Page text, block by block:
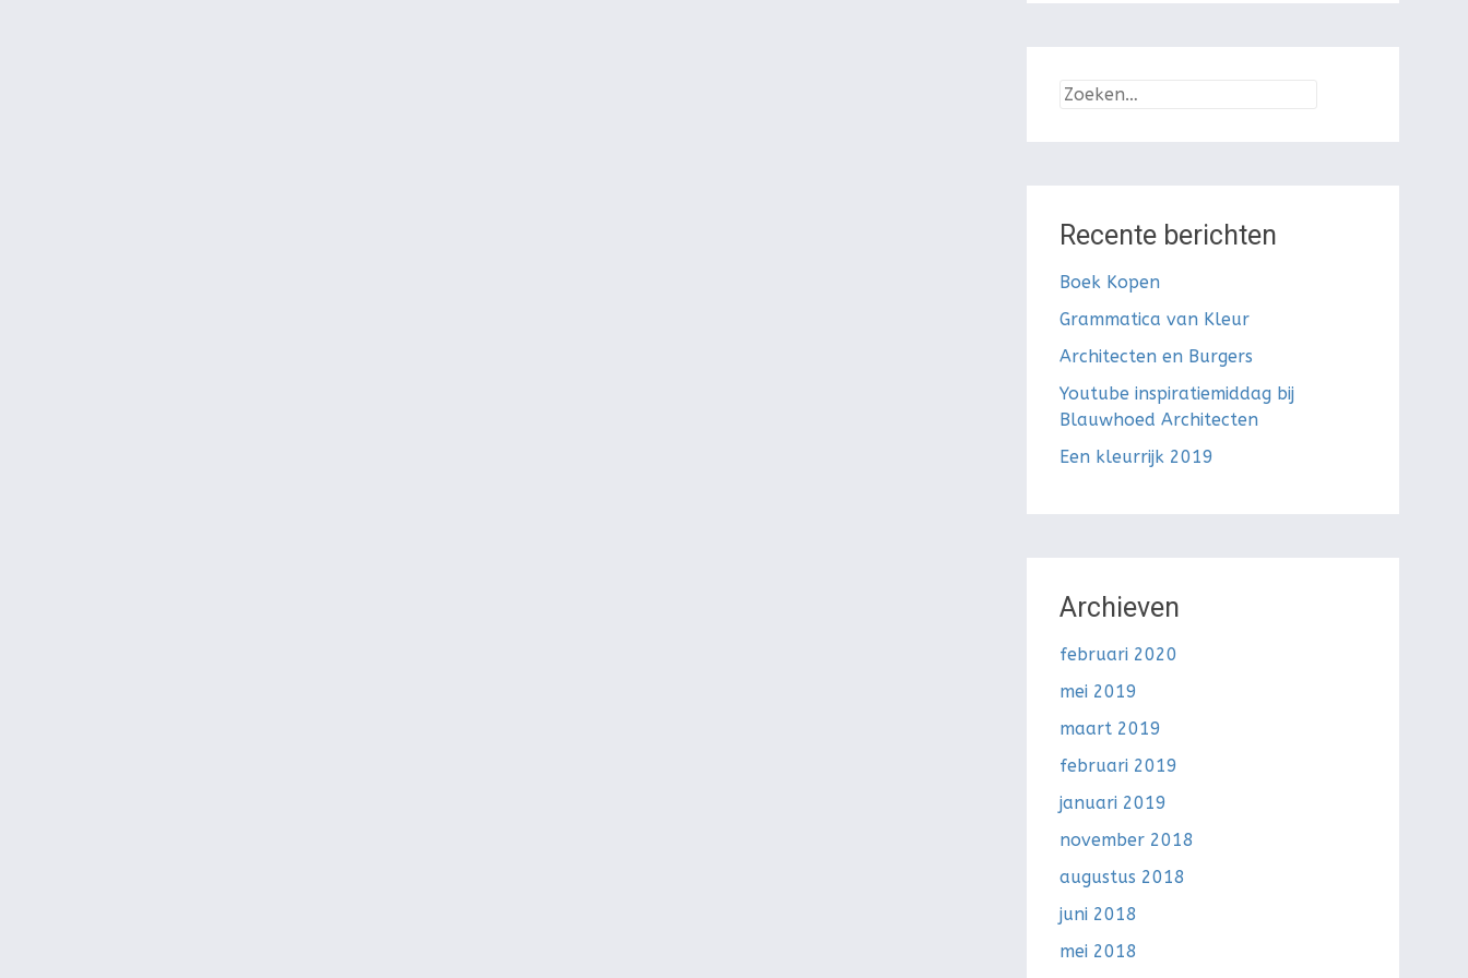
Zoeken
Recente berichten
Boek Kopen
Grammatica van Kleur
Architecten en Burgers
Youtube inspiratiemiddag bij
Blauwhoed Architecten
Een kleurrijk 2019
Archieven
februari 2020
mei 2019
maart 2019
februari 2019
januari 2019
november 2018
augustus 2018
juni 2018
mei 2018